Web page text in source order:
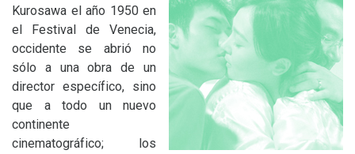
Kurosawa el año 1950 en
el Festival de Venecia,
occidente se abrió no
sólo a una obra de un
director específico, sino
que a todo un nuevo
continente
cinematográfico; los